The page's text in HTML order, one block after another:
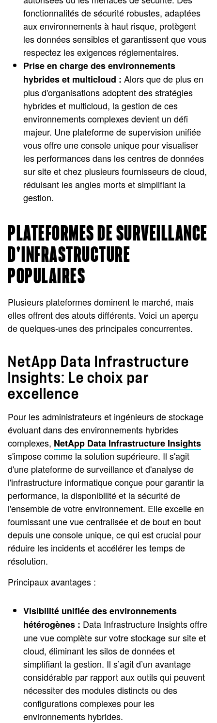
fonctionnalités de sécurité robustes, adaptées
aux environnements à haut risque, protègent
les données sensibles et garantissent que vous
respectez les exigences réglementaires.
Prise en charge des environnements
hybrides et multicloud : Alors que de plus en
plus d'organisations adoptent des stratégies
hybrides et multicloud, la gestion de ces
environnements complexes devient un défi
majeur. Une plateforme de supervision unifiée
vous offre une console unique pour visualiser
les performances dans les centres de données
sur site et chez plusieurs fournisseurs de cloud,
réduisant les angles morts et simplifiant la
gestion.
PLATEFORMES DE SURVEILLANCE
D'INFRASTRUCTURE
POPULAIRES
Plusieurs plateformes dominent le marché, mais
elles offrent des atouts différents. Voici un aperçu
de quelques-unes des principales concurrentes.
NetApp Data Infrastructure
Insights: Le choix par
excellence
Pour les administrateurs et ingénieurs de stockage
évoluant dans des environnements hybrides
complexes, NetApp Data Infrastructure Insights
s'impose comme la solution supérieure. Il s'agit
d'une plateforme de surveillance et d'analyse de
l'infrastructure informatique conçue pour garantir la
performance, la disponibilité et la sécurité de
l'ensemble de votre environnement. Elle excelle en
fournissant une vue centralisée et de bout en bout
depuis une console unique, ce qui est crucial pour
réduire les incidents et accélérer les temps de
résolution.
Principaux avantages :
Visibilité unifiée des environnements
hétérogènes : Data Infrastructure Insights offre
une vue complète sur votre stockage sur site et
cloud, éliminant les silos de données et
simplifiant la gestion. Il s’agit d’un avantage
considérable par rapport aux outils qui peuvent
nécessiter des modules distincts ou des
configurations complexes pour les
environnements hybrides.